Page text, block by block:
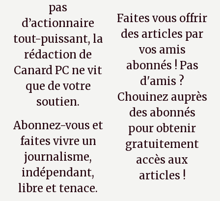
pas
d’actionnaire
tout-puissant, la
rédaction de
Canard PC ne vit
que de votre
soutien.
Abonnez-vous et
faites vivre un
journalisme,
indépendant,
libre et tenace.
Faites vous offrir
des articles par
vos amis
abonnés ! Pas
d'amis ?
Chouinez auprès
des abonnés
pour obtenir
gratuitement
accès aux
articles !